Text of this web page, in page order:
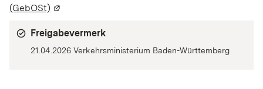
(GebOSt) (Wird in einem neuen Fenster geöffnet)
Freigabevermerk
21.04.2026 Verkehrsministerium Baden-Württemberg